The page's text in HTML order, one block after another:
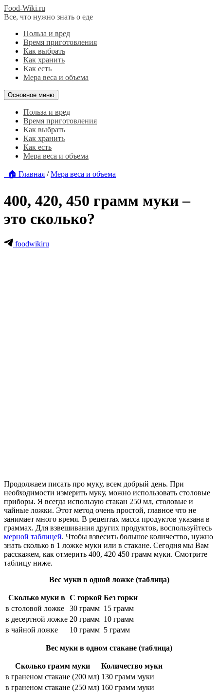
Food-Wiki.ru
Все, что нужно знать о еде
Польза и вред
Время приготовления
Как выбрать
Как хранить
Как есть
Мера веса и объема
Основное меню
Польза и вред
Время приготовления
Как выбрать
Как хранить
Как есть
Мера веса и объема
🏠 Главная /Мера веса и объема
400, 420, 450 грамм муки –
это сколько?
foodwikiru
Продолжаем писать про муку, всем добрый день. При
необходимости измерить муку, можно использовать столовые
приборы. Я всегда использую стакан 250 мл, столовые и
чайные ложки. Этот метод очень простой, главное что не
занимает много время. В рецептах масса продуктов указана в
граммах. Для взвешивания других продуктов, воспользуйтесь
мерной таблицей. Чтобы взвесить большое количество, нужно
знать сколько в 1 ложке муки или в стакане. Сегодня мы Вам
расскажем, как отмерить 400, 420 450 грамм муки. Смотрите
таблицу ниже.
Вес муки в одной ложке (таблица)
Сколько муки в С горкой Без горки
в столовой ложке
30 грамм 15 грамм
в десертной ложке 20 грамм 10 грамм
в чайной ложке
10 грамм 5 грамм
Вес муки в одном стакане (таблица)
Сколько грамм муки
Количество муки
в граненом стакане (200 мл) 130 грамм муки
в граненом стакане (250 мл) 160 грамм муки